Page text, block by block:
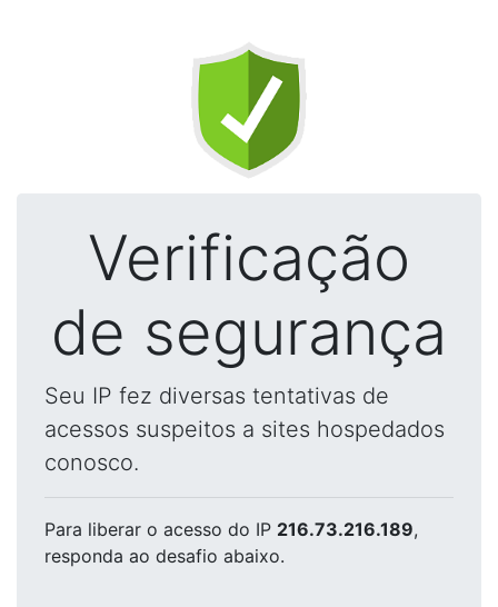
Verificação
de segurança
Seu IP fez diversas tentativas de
acessos suspeitos a sites hospedados
conosco.
Para liberar o acesso do IP 216.73.216.189,
responda ao desafio abaixo.